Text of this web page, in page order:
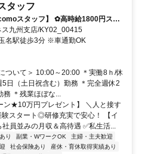
タッフ
スタッフ】 ✿高時給1800円スタ
中 ✿充実の研修制度で安心♪
九州支店/KY02_00415
交通アクセス 最寄駅：玉名駅 玉名駅徒歩3分 ※車通勤OK
ついて＞ 10:00～20:00 ＊実働8ｈ/休
日（土日祝含む）勤務 ＊完全週休2
＊残業ほぼな...
ン★10万円プレゼント】 ＼人と接す
スタート◎研修充実で安心！ 【イ
員並みの月収＆高待遇 ✅私生活...
り 副業・WワークOK
主婦・主夫歓迎
社会保険あり
産休・育休取得実績あり